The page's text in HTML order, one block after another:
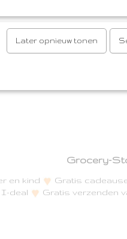
Grocery-
en kind Gratis
I-deal Gratis verzenden
Later opnieuw tonen